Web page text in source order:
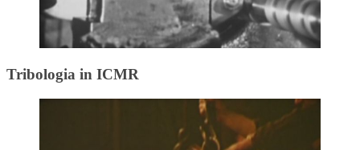
Tribologia in ICMR